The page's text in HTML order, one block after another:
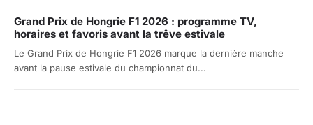
Grand Prix de Hongrie F1 2026 : programme TV,
horaires et favoris avant la trêve estivale
Le Grand Prix de Hongrie F1 2026 marque la dernière manche
avant la pause estivale du championnat du...